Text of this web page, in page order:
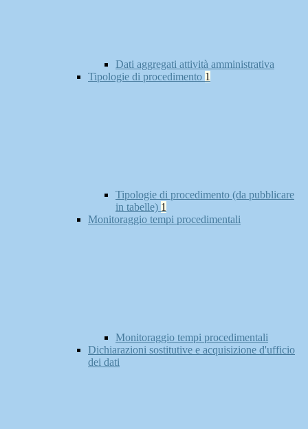
Dati aggregati attività amministrativa
Tipologie di procedimento 1
Tipologie di procedimento (da pubblicare
in tabelle) 1
Monitoraggio tempi procedimentali
Monitoraggio tempi procedimentali
Dichiarazioni sostitutive e acquisizione d'ufficio
dei dati